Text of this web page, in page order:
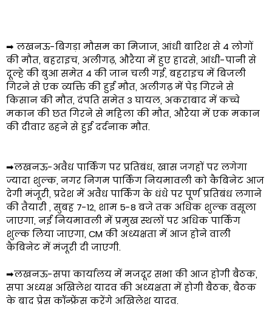
➡ लखनऊ-बिगड़ा मौसम का मिजाज, आंधी बारिश से 4 लोगों
की मौत, बहराइच, अलीगढ़, औरैया में हुए हादसे, आंधी-पानी से
दूल्हे की बुआ समेत 4 की जान चली गई, बहराइच में बिजली
गिरने से एक व्यक्ति की हुई मौत, अलीगढ़ में पेड़ गिरने से
किसान की मौत, दंपति समेत 3 घायल, अकराबाद में कच्चे
मकान की छत गिरने से महिला की मौत, औरैया में एक मकान
की दीवार ढहने से हुई दर्दनाक मौत.
➡लखनऊ-अवैध पार्किंग पर प्रतिबंध, खास जगहों पर लगेगा
ज्यादा शुल्क, नगर निगम पार्किंग नियमावली को कैबिनेट आज
देगी मंजूरी, प्रदेश में अवैध पार्किंग के धंधे पर पूर्ण प्रतिबंध लगाने
की तैयारी , सुबह 7-12, शाम 5-8 बजे तक अधिक शुल्क वसूला
जाएगा, नई नियमावली में प्रमुख स्थलों पर अधिक पार्किंग
शुल्क लिया जाएगा, CM की अध्यक्षता में आज होने वाली
कैबिनेट में मंजूरी दी जाएगी.
➡लखनऊ-सपा कार्यालय में मजदूर सभा की आज होगी बैठक,
सपा अध्यक्ष अखिलेश यादव की अध्यक्षता में होगी बैठक, बैठक
के बाद प्रेस कॉन्फ्रेंस करेंगे अखिलेश यादव.